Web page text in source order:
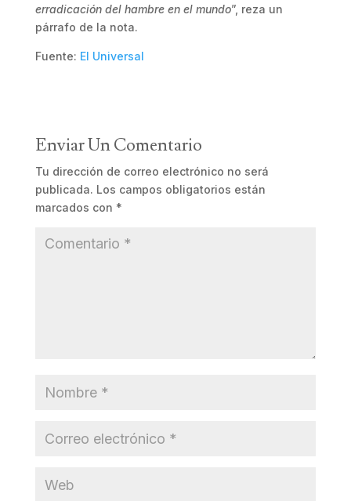
erradicación del hambre en el mundo”, reza un
párrafo de la nota.
Fuente: El Universal
Enviar Un Comentario
Tu dirección de correo electrónico no será
publicada. Los campos obligatorios están
marcados con *